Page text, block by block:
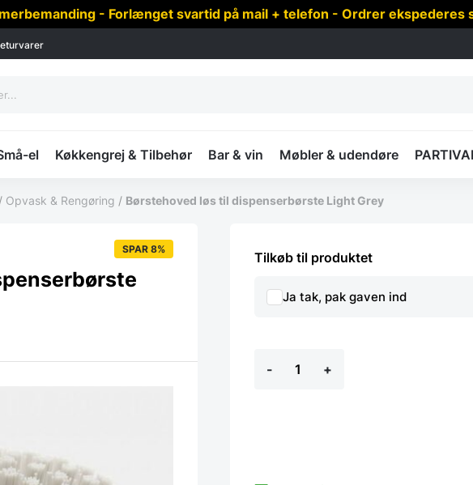
- Forlænget svartid på mail + telefon - Ordrer ekspederes
el Køkkengrej & Tilbehør Bar & vin Møbler & udendøre
/ Opvask & Rengøring / Børstehoved løs til dispenserbørste Light Grey
SPAR 8%
Tilkøb til produktet
Ja tak, pak gaven ind
-
løs
+